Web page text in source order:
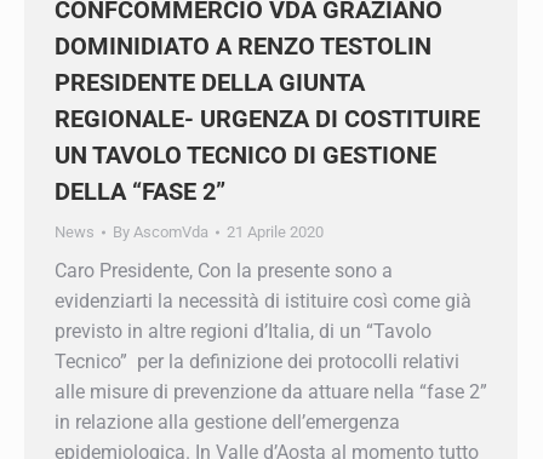
DOMINIDIATO A RENZO TESTOLIN
PRESIDENTE DELLA GIUNTA
REGIONALE- URGENZA DI
COSTITUIRE UN TAVOLO TECNICO DI
GESTIONE DELLA “FASE 2”
News By AscomVda
Caro Presidente, Con la presente sono a
evidenziarti la necessità di istituire così come
già previsto in altre regioni d’Italia, di un “Tavolo
Tecnico” per la definizione dei protocolli relativi
alle misure di prevenzione da attuare nella “fase
2” in relazione alla gestione dell’emergenza
epidemiologica. In Valle d’Aosta al momento
tutto tace. Attualmente vi è…